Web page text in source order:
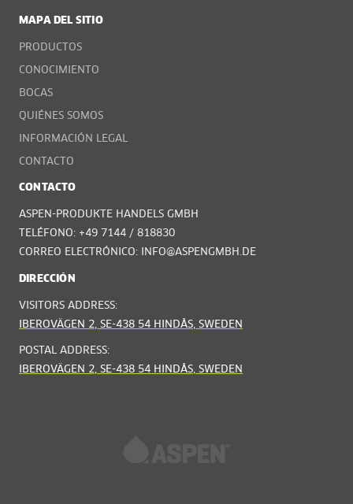
MAPA DEL SITIO
PRODUCTOS
CONOCIMIENTO
BOCAS
QUIÉNES SOMOS
INFORMACIÓN LEGAL
CONTACTO
CONTACTO
ASPEN-PRODUKTE HANDELS GMBH
TELÉFONO: +49 7144 / 818830
CORREO ELECTRÓNICO: INFO@ASPENGMBH.DE
DIRECCIÓN
VISITORS ADDRESS:
IBEROVÄGEN 2, SE-438 54 HINDÅS, SWEDEN
POSTAL ADDRESS:
IBEROVÄGEN 2, SE-438 54 HINDÅS, SWEDEN